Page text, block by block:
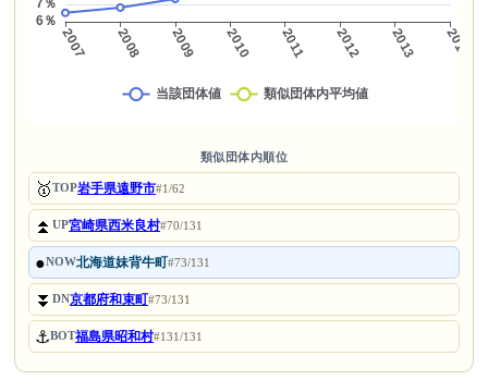
類似団体内順位
🥇TOP岩手県遠野市#1/62
⏫UP宮崎県西米良村#70/131
●NOW北海道妹背牛町#73/131
⏬DN京都府和束町#73/131
⚓BOT福島県昭和村#131/131